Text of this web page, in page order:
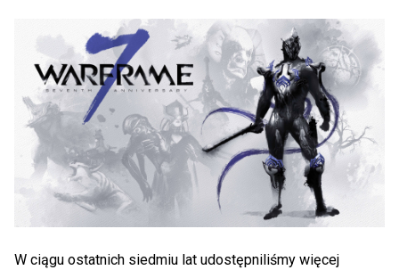
W ciągu ostatnich siedmiu lat udostępniliśmy więcej